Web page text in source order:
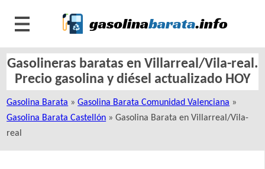
Gasolineras baratas en Villarreal/Vila-real.
Precio gasolina y diésel actualizado HOY
Gasolina Barata »Gasolina Barata Comunidad Valenciana »
Gasolina Barata Castellón » Gasolina Barata en Villarreal/Vila-
real